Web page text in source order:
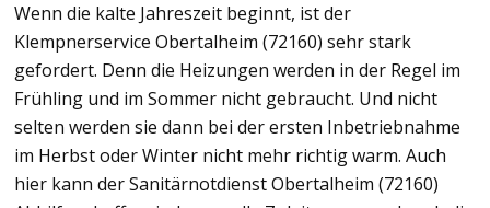
Wenn die kalte Jahreszeit beginnt, ist der
Klempnerservice Obertalheim (72160) sehr stark
gefordert. Denn die Heizungen werden in der Regel im
Frühling und im Sommer nicht gebraucht. Und nicht
selten werden sie dann bei der ersten Inbetriebnahme
im Herbst oder Winter nicht mehr richtig warm. Auch
hier kann der Sanitärnotdienst Obertalheim (72160)